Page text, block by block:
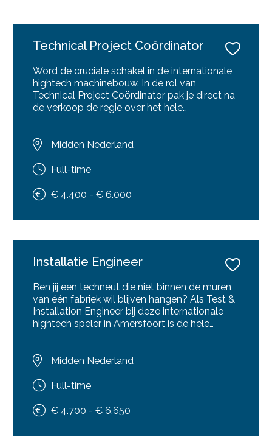
Technical Project Coördinator
Word de cruciale schakel in de internationale
hightech machinebouw. In de rol van
Technical Project Coördinator pak je direct na
de verkoop de regie over het hele
en structureert de nazorg en het
Geen dag is hetzelfde, de impact is direct
naar jouw hand te zetten. Snel schakelen,
grenzen verleggen en écht bouwen, is dit
Midden Nederland
Full-time
€ 4.400 - € 6.000
Installatie Engineer
Ben jij een techneut die niet binnen de muren
van één fabriek wil blijven hangen? Als Test &
Installation Engineer bij deze internationale
hightech speler in Amersfoort is de hele
systemen op de thuisbasis; de andere maand
om deze gigantische hightech installaties ter
combinatie van diepe techniek (mechanica,
elektronica én software) en internationaal
Midden Nederland
Full-time
€ 4.700 - € 6.650